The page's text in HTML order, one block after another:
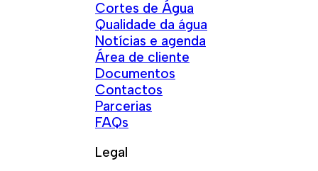
Cortes de Água
Qualidade da água
Notícias e agenda
Área de cliente
Documentos
Contactos
Parcerias
FAQs
Legal